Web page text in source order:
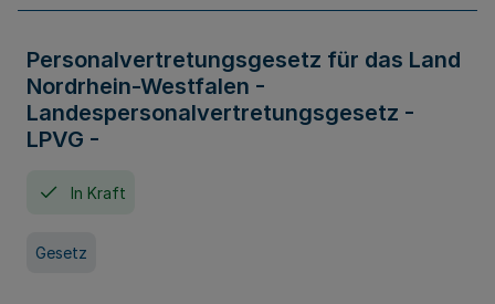
Personalvertretungsgesetz für das Land
Nordrhein-Westfalen -
Landespersonalvertretungsgesetz -
LPVG -
In Kraft
Gesetz